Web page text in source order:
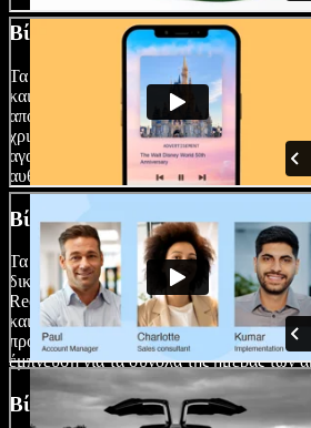
Βίντεο Αξιολόγησης &
Τα βίντεο fashion haul απογειώνονται σε
και αντίδρασης, ειδικά στο δημοφιλές
αποκαλύπτετε τις τελευταίες fashion
χριστουγεννιάτικα hauls είτε
αγαπημένη σας μάρκα, αυτό το format
αυθεντικότητα, κρατώντας το κοινό σας
Βίντεο για Social Media
Τα βίντεο fashion haul ταιριάζουν γάντι
δικτύωσης μικρής διάρκειας, όπως το
Reels, επιτρέποντάς σας να προβάλλετε
και οπτικά ελκυστικό τρόπο, συνδέοντας
πρόσφατες τάσεις. Αυτά τα βίντεο
έμπνευση για τα σύνολα της ημέρας των
Βίντεο Μάρκετινγκ